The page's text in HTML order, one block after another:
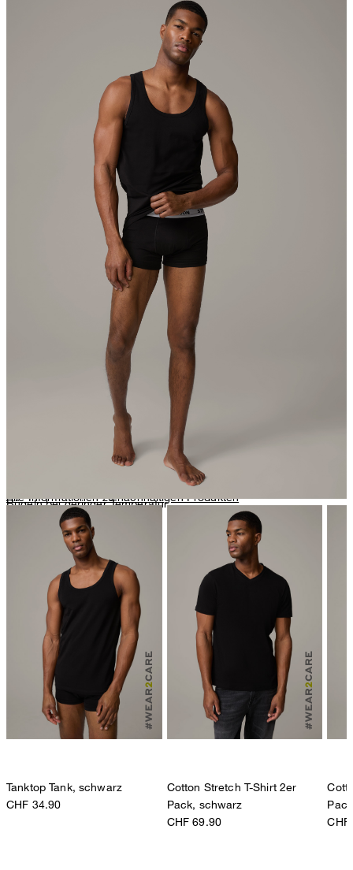
nicht Trommeltrocknen
Bügeln bei geringer Temperatur
Der Global Organic Textile Standard (GOTS) ist weltweit als
führender Verarbeitungsstandard für Textilien aus Bio-Fasern
anerkannt. Er definiert hohe Umweltkriterien entlang der
gesamten Lieferkette von Bio-Textilien und fordert auch die
Einhaltung sozialer Kriterien. Wir sind GOTS-zertifiziert, was den
Gehalt an biologisch angebauten Materialien verifiziert und von
der Quelle bis zum Endprodukt verfolgt.
Alle Informationen zu nachhaltigen Produkten
Tanktop Tank, schwarz
CHF 34.90
Cotton Stretch T-Shirt 2er
Pack, schwarz
CHF 69.90